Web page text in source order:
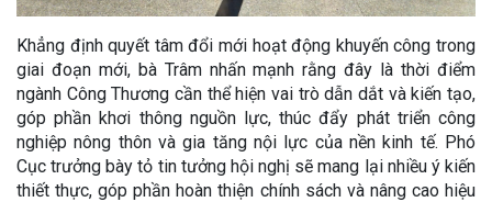
Khẳng định quyết tâm đổi mới hoạt động khuyến công trong
giai đoạn mới, bà Trâm nhấn mạnh rằng đây là thời điểm
ngành Công Thương cần thể hiện vai trò dẫn dắt và kiến tạo,
góp phần khơi thông nguồn lực, thúc đẩy phát triển công
nghiệp nông thôn và gia tăng nội lực của nền kinh tế. Phó
Cục trưởng bày tỏ tin tưởng hội nghị sẽ mang lại nhiều ý kiến
thiết thực, góp phần hoàn thiện chính sách và nâng cao hiệu